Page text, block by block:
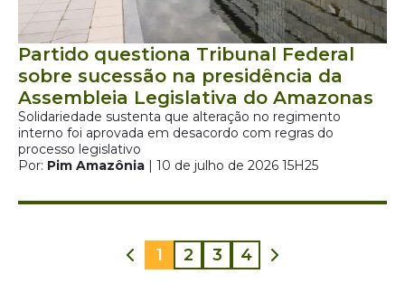
Partido questiona Tribunal Federal
sobre sucessão na presidência da
Assembleia Legislativa do Amazonas
Solidariedade sustenta que alteração no regimento
interno foi aprovada em desacordo com regras do
processo legislativo
Por: Pim Amazônia | 10 de julho de 2026 15H25
1 2 3 4